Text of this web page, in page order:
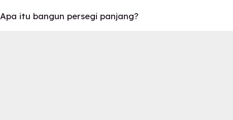
Apa itu bangun persegi panjang?